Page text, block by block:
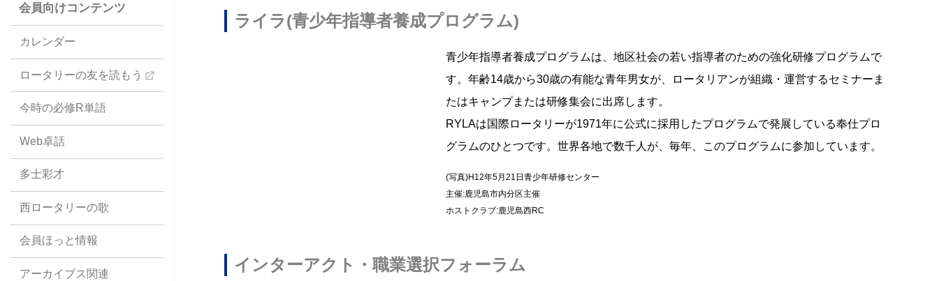
会員向けコンテンツ
カレンダー
ロータリーの友を読もう
今時の必修R単語
Web卓話
多士彩才
西ロータリーの歌
会員ほっと情報
アーカイブス関連
ライラ(青少年指導者養成プログラム)
青少年指導者養成プログラムは、地区社会の若い指導者のための強化研修プログラムで
す。年齢14歳から30歳の有能な青年男女が、ロータリアンが組織・運営するセミナーま
たはキャンプまたは研修集会に出席します。
RYLAは国際ロータリーが1971年に公式に採用したプログラムで発展している奉仕プロ
グラムのひとつです。世界各地で数千人が、毎年、このプログラムに参加しています。
(写真)H12年5月21日青少年研修センター
主催:鹿児島市内分区主催
ホストクラブ:鹿児島西RC
インターアクト・職業選択フォーラム